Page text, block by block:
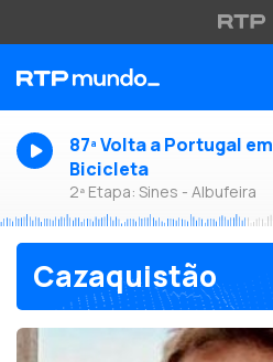
87ª Volta a Portugal em
Bicicleta
2ª Etapa: Sines - Albufeira
Cazaquistão